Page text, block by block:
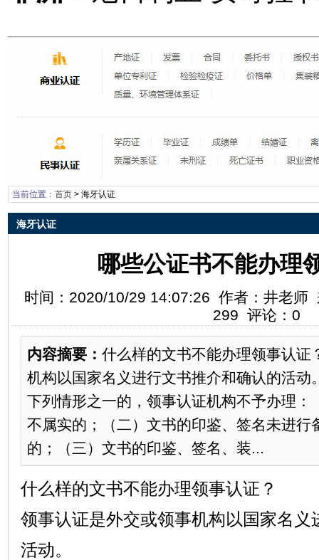
当前位置： 首页> 海牙认证
海牙认证
哪些公证书不能办理
时间：2020/10/29 14:07:26 作者：井老师
299 评论：0
内容摘要： 什么样的文书不能办理领事认证
机构以国家名义进行文书推介和确认的活动
下列情形之一的，领事认证机构不予办理：
不属实的；（二）文书的印鉴、签名未进行
的；（三）文书的印鉴、签名、装...
什么样的文书不能办理领事认证？
领事认证是外交或领事机构以国家名义
活动。